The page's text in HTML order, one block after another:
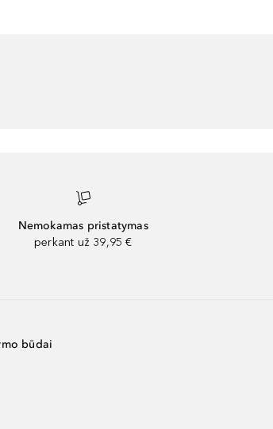
Nemokamas pristatymas
perkant už 39,95 €
būdai